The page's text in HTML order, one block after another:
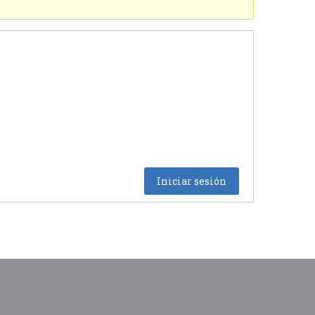
Iniciar sesión